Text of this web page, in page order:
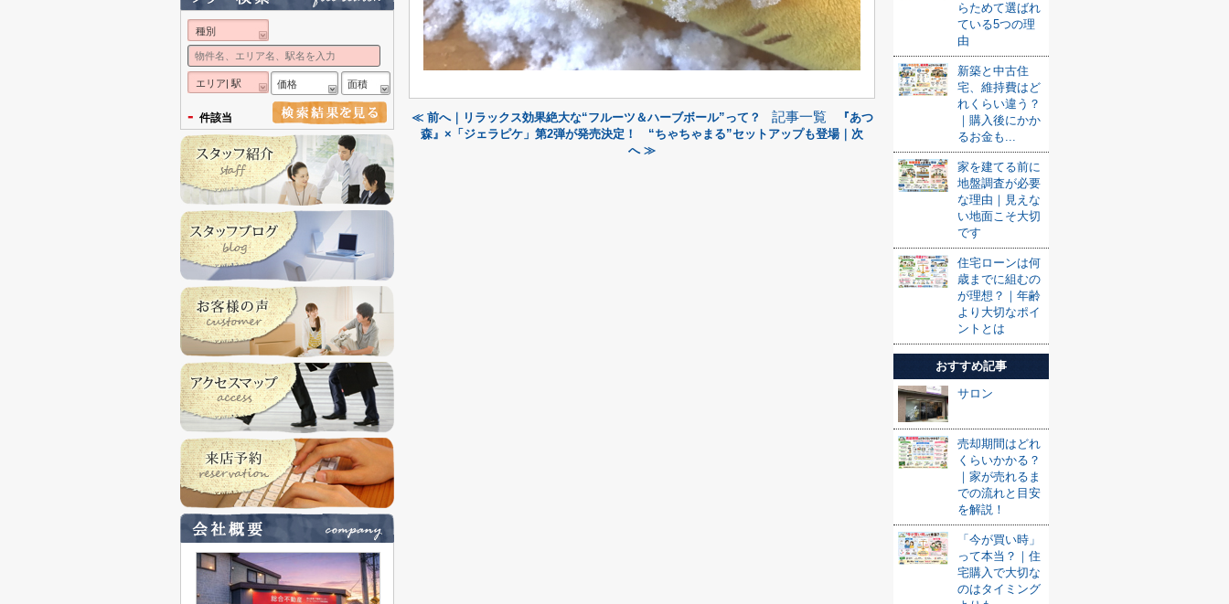
≪ 前へ｜リラックス効果絶大な“フルーツ＆ハーブボール”って？ 記事一覧
『あつ
森』×「ジェラピケ」第2弾が発売決定！ “ちゃちゃまる”セットアップも登場｜次
へ ≫
らためて選ばれ
ている5つの理
由
新築と中古住
宅、維持費はど
れくらい違う？
｜購入後にかか
るお金も...
家を建てる前に
地盤調査が必要
な理由｜見えな
い地面こそ大切
です
住宅ローンは何
歳までに組むの
が理想？｜年齢
より大切なポイ
ントとは
おすすめ記事
サロン
売却期間はどれ
くらいかかる？
｜家が売れるま
での流れと目安
を解説！
「今が買い時」
って本当？｜住
宅購入で大切な
のはタイミング
種別
エリア| 駅 価格 面積
- 件該当